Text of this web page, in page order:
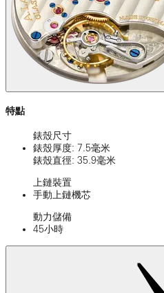
特點
錶殼尺寸
錶殼厚度: 7.5毫米
錶殼直徑: 35.9毫米
上鏈裝置
手動上鏈機芯
動力儲備
45小時